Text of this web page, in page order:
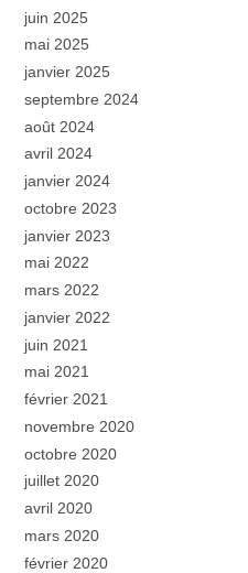
juin 2025
mai 2025
janvier 2025
septembre 2024
août 2024
avril 2024
janvier 2024
octobre 2023
janvier 2023
mai 2022
mars 2022
janvier 2022
juin 2021
mai 2021
février 2021
novembre 2020
octobre 2020
juillet 2020
avril 2020
mars 2020
février 2020